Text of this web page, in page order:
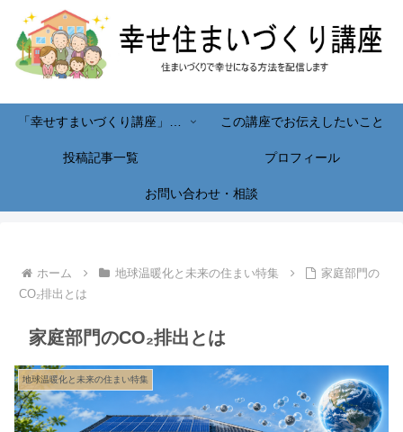
この講座でお伝えしたいこと
投稿記事一覧 プロフィール
お問い合わせ・相談
ホーム 地球温暖化と未来の住まい特集
家庭部門の
CO₂排出とは
家庭部門のCO₂排出とは
地球温暖化と未来の住まい特集